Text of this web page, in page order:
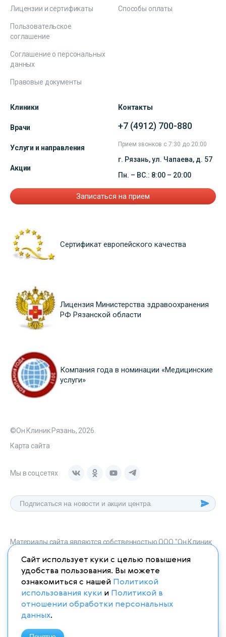
Лицензии и сертификаты
Пользовательское
соглашение
Соглашение о персональных
данных
Правовые документы
Способы оплаты
Клиники
Врачи
Услуги и направления
Акции
Контакты
+7 (4912) 700-880
Прием звонков с 7:30 до 20:00
г. Рязань, ул. Чапаева, д. 57
Пн. – ВС.: 8:00 – 20:00
Записаться на прием
Сертификат европейского качества
Лицензия Министерства здравоохранения
РФ Рязанской области
Компания года в номинации «Медицинские
услуги»
©Он Клиник Рязань, 2026.
Карта сайта
Мы в соцсетях
Материалы сайта являются собственностью ООО "Он Клиник
onclinic-ryazan.ru запрещено в соответствии со статьей 1259
ГК. РФ.
ИМЕЮТСЯ ПРОТИВОПОКАЗАНИЯ. НЕОБХОДИМО
Сайт использует куки с целью повышения
удобства пользования. Вы можете
ознакомиться с нашей Политикой
использования куки и Политикой в
отношении обработки персональных
данных.